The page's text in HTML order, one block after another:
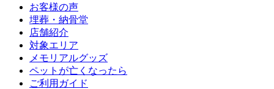
お客様の声
埋葬・納骨堂
店舗紹介
対象エリア
メモリアルグッズ
ペットが亡くなったら
ご利用ガイド